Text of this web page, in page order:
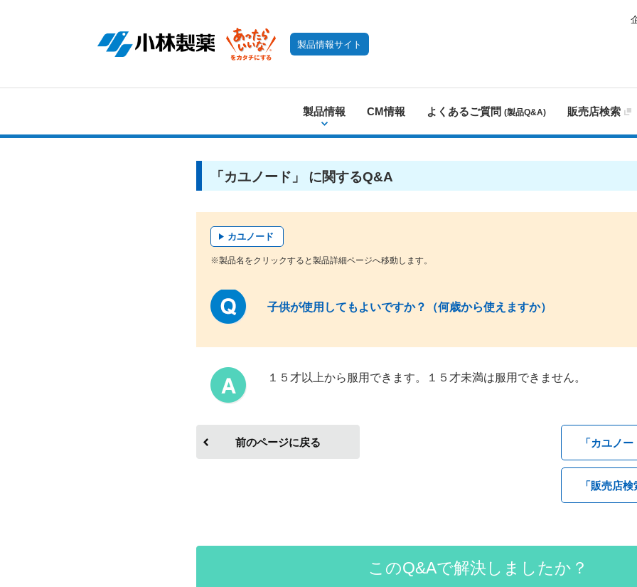
製品情報サイト
製品情報 CM情報 よくあるご質問 (製品Q&A) 販売店検索
「カユノード」 に関するQ&A
カユノード
※製品名をクリックすると製品詳細ページへ移動します。
子供が使用してもよいですか？（何歳から使えますか）
１５才以上から服用できます。１５才未満は服用できません。
前のページに戻る 「カユノ
「販売店
このQ&Aで解決しましたか？